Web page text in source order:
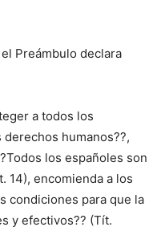
Preámbulo declara
a todos los
humanos??,
los españoles son
14), encomienda a los
condiciones para que la
y efectivos?? (Tít.